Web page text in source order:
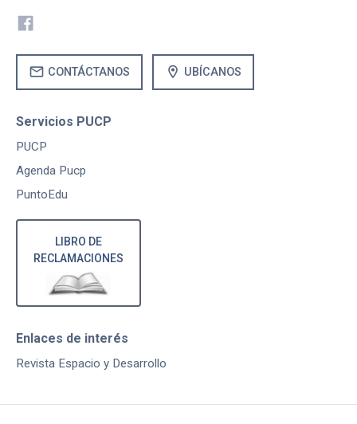
mail CONTÁCTANOS location_on UBÍCANOS
Servicios PUCP
PUCP
Agenda Pucp
PuntoEdu
LIBRO DE
RECLAMACIONES
Enlaces de interés
Revista Espacio y Desarrollo